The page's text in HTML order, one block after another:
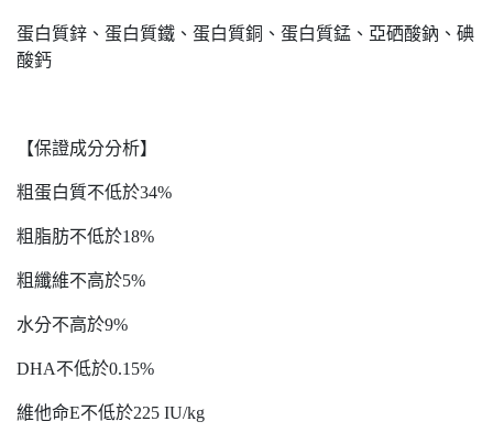
蛋白質鋅、蛋白質鐵、蛋白質銅、蛋白質錳、亞硒酸鈉、碘
酸鈣
【保證成分分析】
粗蛋白質不低於34%
粗脂肪不低於18%
粗纖維不高於5%
水分不高於9%
DHA不低於0.15%
維他命E不低於225 IU/kg